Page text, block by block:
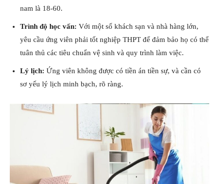
nam là 18-60.
Trình độ học vấn: Với một số khách sạn và nhà hàng lớn,
yêu cầu ứng viên phải tốt nghiệp THPT để đảm bảo họ có thể
tuân thủ các tiêu chuẩn vệ sinh và quy trình làm việc.
Lý lịch: Ứng viên không được có tiền án tiền sự, và cần có
sơ yếu lý lịch minh bạch, rõ ràng.